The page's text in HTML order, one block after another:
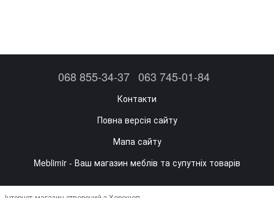
068 855-34-37 063 745-01-84
Контакти
Повна версія сайту
Мапа сайту
Meblimir - Ваш магазин меблів та супутніх товарів